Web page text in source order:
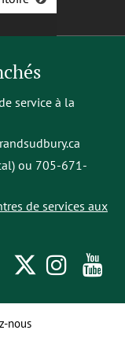
service à la
ou 705-671-
de services aux
opens
in
a
Follow
us us
nous